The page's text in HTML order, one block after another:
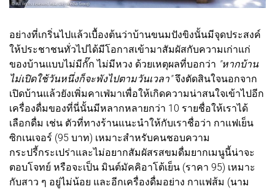
อย่างที่เกริ่นไปแล้วเบื้องต้นว่าบ้านขนมปังขิงนั้นมีจุดประสงค์
ให้ประชาชนทั่วไปได้มีโอกาสเข้ามาสัมผัสกับความเก่าแก่
ของบ้านแบบไม่มีกั๊ก ไม่มีหวง ด้วยเหตุผลที่บอกว่า "หากบ้าน
ไม่เปิดใช้วันหนึ่งก็จะพังไปตามวันเวลา"จึงตัดสินใจนอกจาก
เปิดบ้านแล้วยังเพิ่มคาเฟ่มาเพื่อให้เกิดความน่าสนใจเข้าไปอีก
เครื่องดื่มของที่นี่นั้นมีหลากหลายกว่า 10 รายชื่อให้เราได้
เลือกดื่ม เช่น ตัวที่ทางร้านแนะนำให้กับเราชื่อว่า กาแฟเย็น
ซิกเนเจอร์ (95 บาท) เหมาะสำหรับคนชอบความ
กระปรี้กระเปร่าและไม่อยากสัมผัสรสขมดื่มยากเมนูนี้น่าจะ
ตอบโจทย์ หรือจะเป็น มินต์มัคคิอาโต้เย็น (ราคา 95) เหมาะ
กับสาว ๆ อยู่ไม่น้อย และอีกเครื่องดื่มอย่าง กาแฟส้ม (นาม